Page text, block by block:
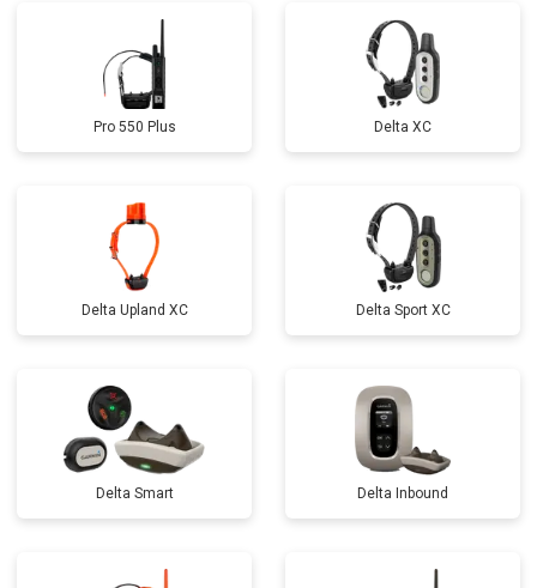
Pro 550 Plus Delta XC
Delta Upland XC Delta Sport XC
Delta Smart Delta Inbound